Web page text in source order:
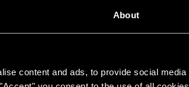
About
content and ads, to provide social media